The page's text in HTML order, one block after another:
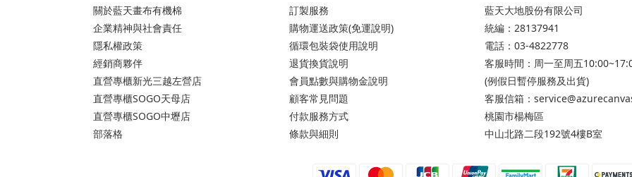
關於藍天畫布有機棉
企業精神與社會責任
隱私權政策
經銷商夥伴
直營專櫃新光三越左營店
直營專櫃SOGO天母店
直營專櫃SOGO中壢店
部落格
訂製服務
購物運送政策(免運說明)
循環包裝袋使用說明
退貨換貨說明
會員點數與購物金說明
顧客常見問題
付款服務方式
條款與細則
藍天大地股份有限公司
統編：28137941
電話：03-4822778
客服時間：周一至周五
(例假日暫停服務及出貨)
客服信箱：
桃園市楊梅區
中山北路二段192號4樓B室